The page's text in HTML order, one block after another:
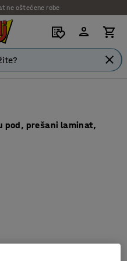
ne oštećene robe
garancije
pod, prešani laminat,